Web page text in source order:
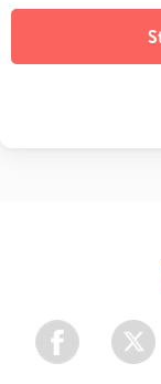
Facebook Twitter